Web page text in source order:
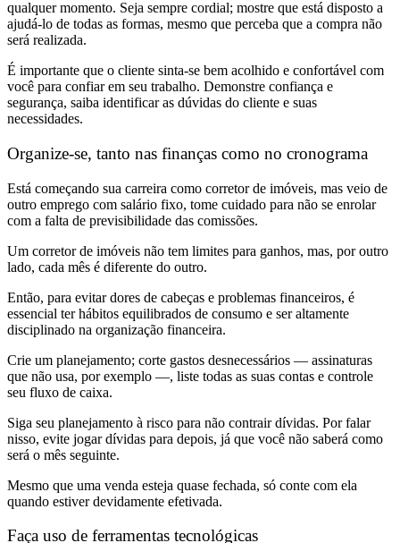
qualquer momento. Seja sempre cordial; mostre que está disposto a
ajudá-lo de todas as formas, mesmo que perceba que a compra não
será realizada.
É importante que o cliente sinta-se bem acolhido e confortável com
você para confiar em seu trabalho. Demonstre confiança e
segurança, saiba identificar as dúvidas do cliente e suas
necessidades.
Organize-se, tanto nas finanças como no cronograma
Está começando sua carreira como corretor de imóveis, mas veio de
outro emprego com salário fixo, tome cuidado para não se enrolar
com a falta de previsibilidade das comissões.
Um corretor de imóveis não tem limites para ganhos, mas, por outro
lado, cada mês é diferente do outro.
Então, para evitar dores de cabeças e problemas financeiros, é
essencial ter hábitos equilibrados de consumo e ser altamente
disciplinado na organização financeira.
Crie um planejamento; corte gastos desnecessários — assinaturas
que não usa, por exemplo —, liste todas as suas contas e controle
seu fluxo de caixa.
Siga seu planejamento à risco para não contrair dívidas. Por falar
nisso, evite jogar dívidas para depois, já que você não saberá como
será o mês seguinte.
Mesmo que uma venda esteja quase fechada, só conte com ela
quando estiver devidamente efetivada.
Faça uso de ferramentas tecnológicas